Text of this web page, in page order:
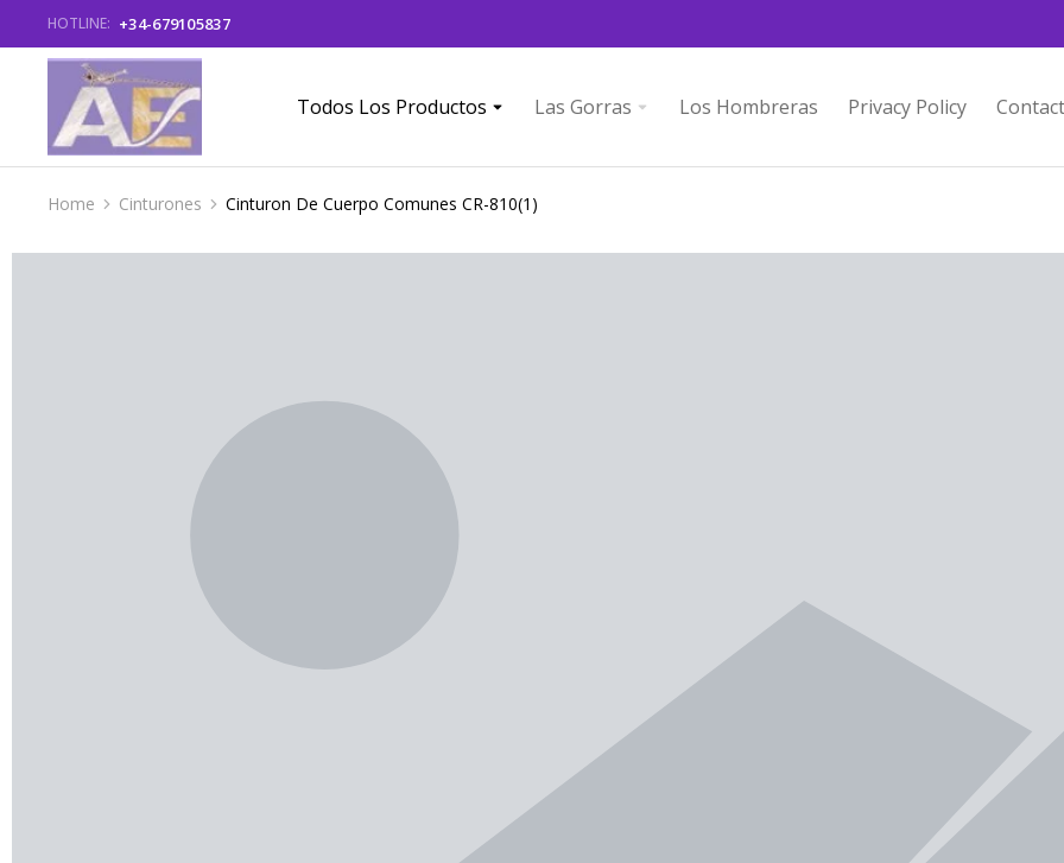
HOTLINE: +34-679105837
Todos Los Productos Las Gorras Los Hombreras Privacy Policy
You are here:
Home Cinturones Cinturon De Cuerpo Comunes CR-810(1)